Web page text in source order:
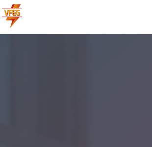
Panneau de gestion des cookies